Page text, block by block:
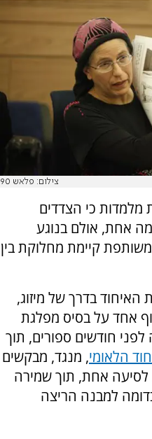
צילום: פלאש 90
כי הצדדים
אחת, אולם בנוגע
קיימת מחלוקת בין
בדרך של מיזוג,
אחד על בסיס מפלגת
חודשים ספורים, תוך
הלאומי, מנגד, מבקשים
לסיעה אחת, תוך שמירה
למבנה הריצה